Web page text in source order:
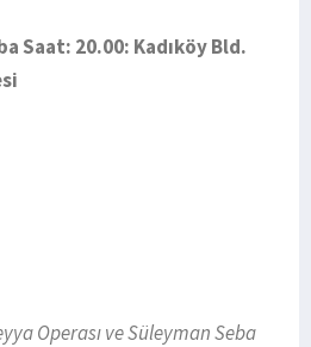
Saat: 20.00: Kadıköy Bld.
Operası ve Süleyman Seba